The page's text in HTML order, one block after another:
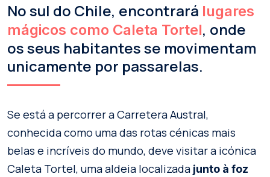
No sul do Chile, encontrará lugares
mágicos como Caleta Tortel, onde
os seus habitantes se movimentam
unicamente por passarelas.
Se está a percorrer a Carretera Austral,
conhecida como uma das rotas cénicas mais
belas e incríveis do mundo, deve visitar a icónica
Caleta Tortel, uma aldeia localizada junto à foz